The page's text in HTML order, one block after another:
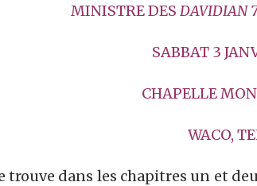
MINISTRE DES DAVIDIAN
SABBAT 3
CHAPELLE
WACO,
trouve dans les chapitres un et